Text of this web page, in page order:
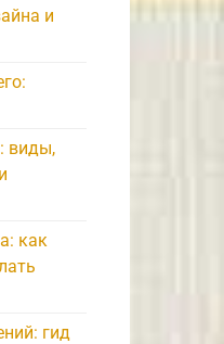
и
виды,
как
гид